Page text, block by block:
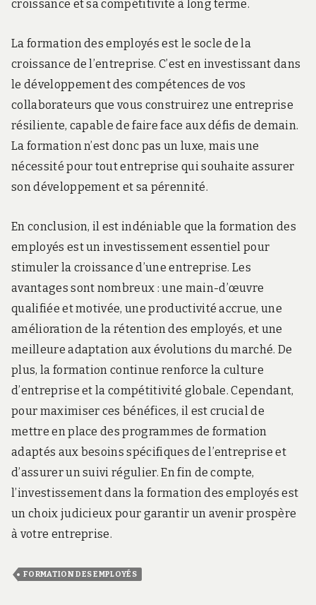
croissance et sa compétitivité à long terme.
La formation des employés est le socle de la
croissance de l’entreprise. C’est en investissant dans
le développement des compétences de vos
collaborateurs que vous construirez une entreprise
résiliente, capable de faire face aux défis de demain.
La formation n’est donc pas un luxe, mais une
nécessité pour tout entreprise qui souhaite assurer
son développement et sa pérennité.
En conclusion, il est indéniable que la formation des
employés est un investissement essentiel pour
stimuler la croissance d’une entreprise. Les
avantages sont nombreux : une main-d’œuvre
qualifiée et motivée, une productivité accrue, une
amélioration de la rétention des employés, et une
meilleure adaptation aux évolutions du marché. De
plus, la formation continue renforce la culture
d’entreprise et la compétitivité globale. Cependant,
pour maximiser ces bénéfices, il est crucial de
mettre en place des programmes de formation
adaptés aux besoins spécifiques de l’entreprise et
d’assurer un suivi régulier. En fin de compte,
l’investissement dans la formation des employés est
un choix judicieux pour garantir un avenir prospère
à votre entreprise.
FORMATION DES EMPLOYÉS